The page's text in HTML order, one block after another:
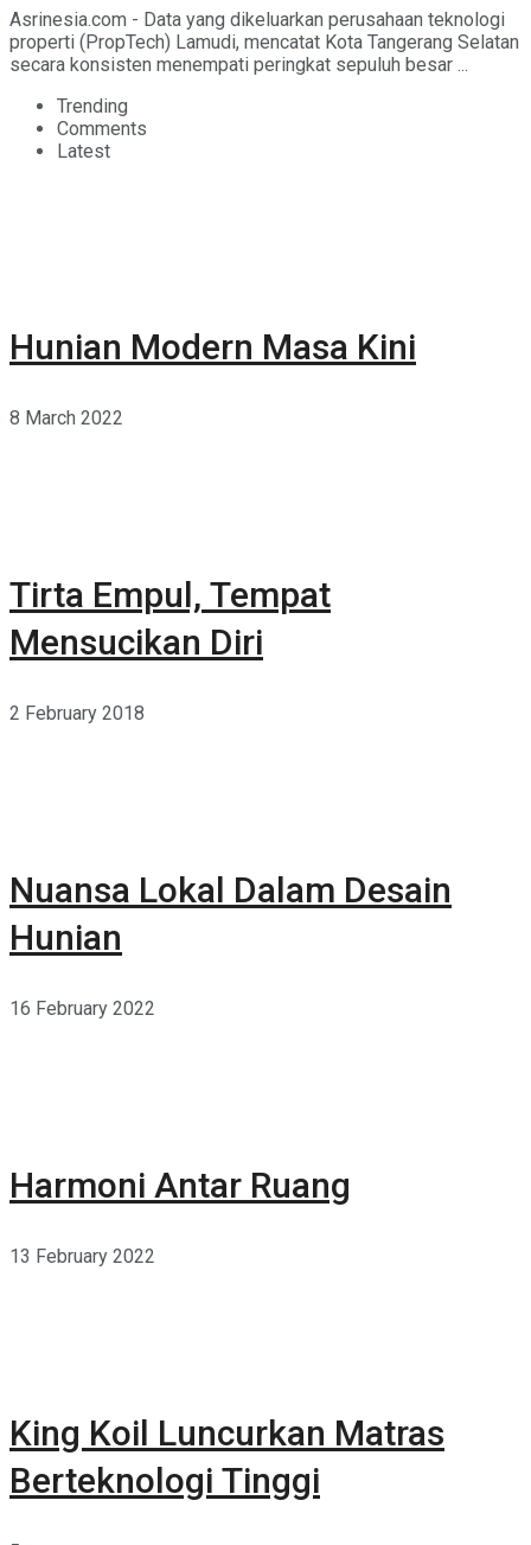
Asrinesia.com - Data yang dikeluarkan perusahaan teknologi
properti (PropTech) Lamudi, mencatat Kota Tangerang Selatan
secara konsisten menempati peringkat sepuluh besar ...
Trending
Comments
Latest
Hunian Modern Masa Kini
8 March 2022
Tirta Empul, Tempat
Mensucikan Diri
2 February 2018
Nuansa Lokal Dalam Desain
Hunian
16 February 2022
Harmoni Antar Ruang
13 February 2022
King Koil Luncurkan Matras
Berteknologi Tinggi